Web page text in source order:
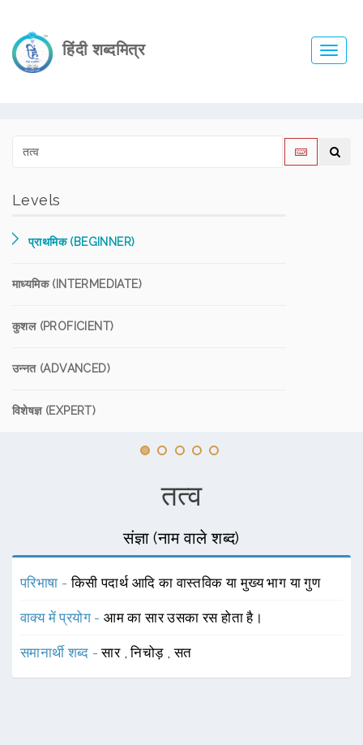
हिंदी शब्दमित्र
Levels
प्राथमिक (BEGINNER)
माध्यमिक (INTERMEDIATE)
कुशल (PROFICIENT)
उन्नत (ADVANCED)
विशेषज्ञ (EXPERT)
तत्व
संज्ञा (नाम वाले शब्द)
परिभाषा -किसी पदार्थ आदि का वास्तविक या मुख्य भाग या गुण
वाक्य में प्रयोग -आम का सार उसका रस होता है।
समानार्थी शब्द -सार ,निचोड़ ,सत